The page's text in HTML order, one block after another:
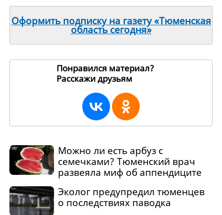
Оформить подписку на газету «Тюменская
область сегодня»
Понравился материал?
Расскажи друзьям
Можно ли есть арбуз с
семечками? Тюменский врач
развеяла миф об аппендиците
Эколог предупредил тюменцев
о последствиях паводка